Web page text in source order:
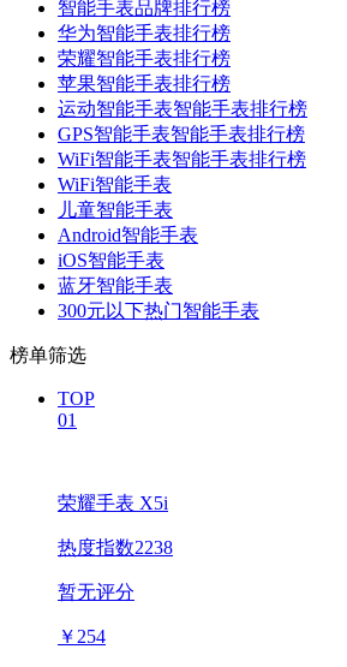
智能手表品牌排行榜
华为智能手表排行榜
荣耀智能手表排行榜
苹果智能手表排行榜
运动智能手表智能手表排行榜
GPS智能手表智能手表排行榜
WiFi智能手表智能手表排行榜
WiFi智能手表
儿童智能手表
Android智能手表
iOS智能手表
蓝牙智能手表
300元以下热门智能手表
榜单筛选
TOP
01
荣耀手表 X5i
热度指数2238
暂无评分
￥ 254